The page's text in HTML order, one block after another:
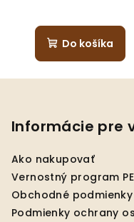
Do košíka
Informácie pre
Ako nakupovať
Vernostný program
Obchodné podmienky
Podmienky ochrany